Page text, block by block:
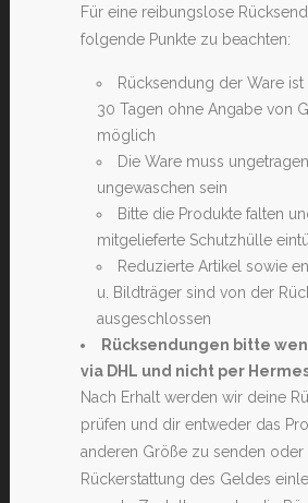
Für eine reibungslose
folgende Punkte zu beachten:
Rücksendung der Ware
30 Tagen ohne Angabe von
möglich
Die Ware muss
ungewaschen sein
Bitte die Produkte falten
mitgelieferte Schutzhülle
Reduzierte Artikel sowie
u. Bildträger sind von der
ausgeschlossen
Rücksendungen bitte
via DHL und nicht per
Nach Erhalt werden wir deine
prüfen und dir entweder das
anderen Größe zu senden oder
Rückerstattung des Geldes